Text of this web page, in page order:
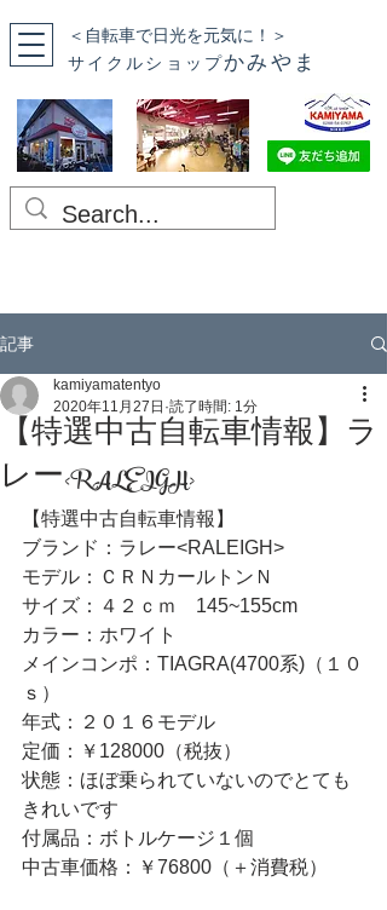
＜自転車で日光を元気に！＞
サイクルショップかみやま
記事
【特選中古自転車情報】ラ
レー<RALEIGH>
kamiyamatentyo
2020年11月27日 読了時間: 1分
【特選中古自転車情報】
ブランド：ラレー<RALEIGH>
モデル：ＣＲＮカールトンＮ
サイズ：４２ｃｍ　145~155cm
カラー：ホワイト
メインコンポ：TIAGRA(4700系)（１０
ｓ）
年式：２０１６モデル
定価：￥128000（税抜）
状態：ほぼ乗られていないのでとても
きれいです
付属品：ボトルケージ１個
中古車価格：￥76800（＋消費税）